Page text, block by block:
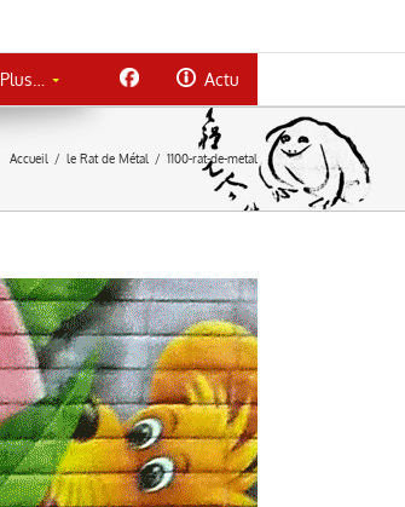
Plus… Actu
Accueil / le Rat de Métal / 1100-rat-de-metal